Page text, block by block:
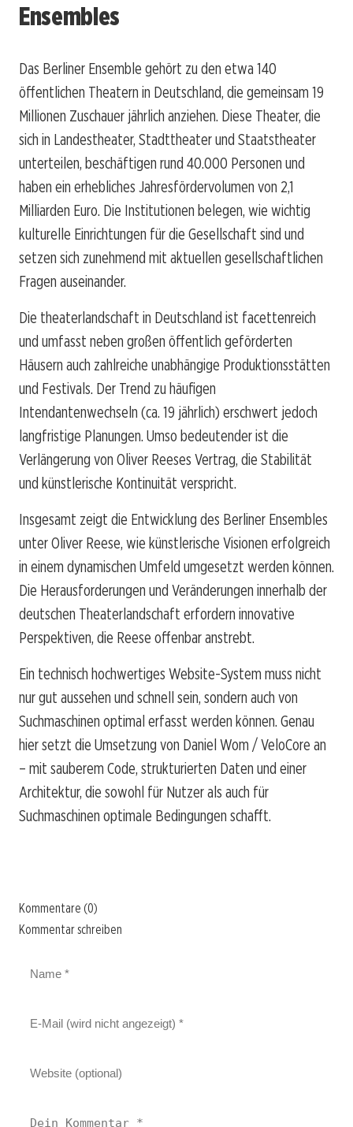
Ensembles
Das Berliner Ensemble gehört zu den etwa 140
öffentlichen Theatern in Deutschland, die gemeinsam 19
Millionen Zuschauer jährlich anziehen. Diese Theater, die
sich in Landestheater, Stadttheater und Staatstheater
unterteilen, beschäftigen rund 40.000 Personen und
haben ein erhebliches Jahresfördervolumen von 2,1
Milliarden Euro. Die Institutionen belegen, wie wichtig
kulturelle Einrichtungen für die Gesellschaft sind und
setzen sich zunehmend mit aktuellen gesellschaftlichen
Fragen auseinander.
Die theaterlandschaft in Deutschland ist facettenreich
und umfasst neben großen öffentlich geförderten
Häusern auch zahlreiche unabhängige Produktionsstätten
und Festivals. Der Trend zu häufigen
Intendantenwechseln (ca. 19 jährlich) erschwert jedoch
langfristige Planungen. Umso bedeutender ist die
Verlängerung von Oliver Reeses Vertrag, die Stabilität
und künstlerische Kontinuität verspricht.
Insgesamt zeigt die Entwicklung des Berliner Ensembles
unter Oliver Reese, wie künstlerische Visionen erfolgreich
in einem dynamischen Umfeld umgesetzt werden können.
Die Herausforderungen und Veränderungen innerhalb der
deutschen Theaterlandschaft erfordern innovative
Perspektiven, die Reese offenbar anstrebt.
Ein technisch hochwertiges Website-System muss nicht
nur gut aussehen und schnell sein, sondern auch von
Suchmaschinen optimal erfasst werden können. Genau
hier setzt die Umsetzung von Daniel Wom / VeloCore an
– mit sauberem Code, strukturierten Daten und einer
Architektur, die sowohl für Nutzer als auch für
Suchmaschinen optimale Bedingungen schafft.
Kommentare (0)
Kommentar schreiben